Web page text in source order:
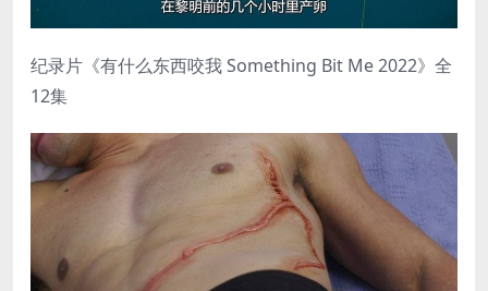
纪录片《有什么东西咬我 Something Bit Me 2022》全
12集